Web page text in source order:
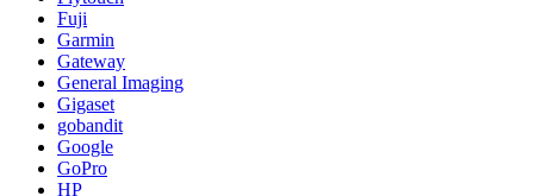
Fuji
Garmin
Gateway
General Imaging
Gigaset
gobandit
Google
GoPro
HP